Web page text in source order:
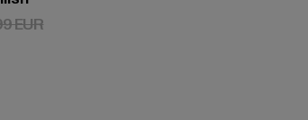
16,99 EUR
EURAktionspreis: 19,99 EUR